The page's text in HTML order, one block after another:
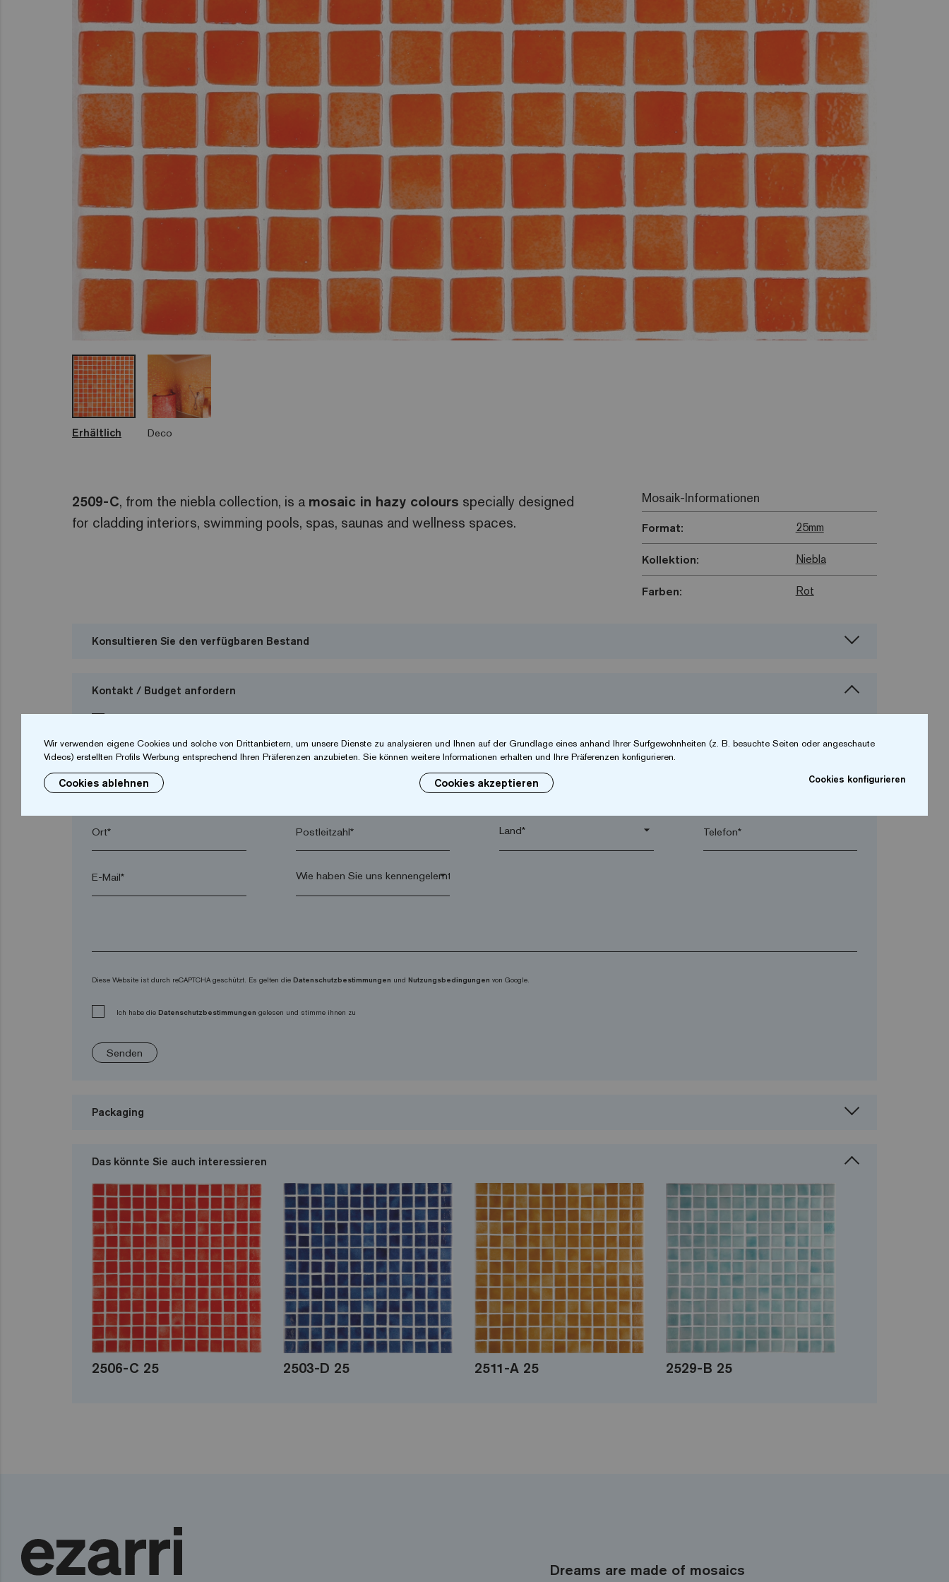
Erhältlich Deco
2509-C, from the niebla collection, is a mosaic in hazy colours specially designed
for cladding interiors, swimming pools, spas, saunas and wellness spaces.
Mosaik-Informationen
Format: 25mm
Kollektion: Niebla
Farben: Rot
Konsultieren Sie den verfügbaren Bestand
Kontakt / Budget anfordern
Vorname* Firma* arrow_drop_down
Ort* Postleitzahl* arrow_drop_down Telefon*
E-Mail* arrow_drop_down
Diese Website ist durch reCAPTCHA geschützt. Es gelten die Datenschutzbestimmungen und Nutzungsbedingungen von Google.
Ich habe die Datenschutzbestimmungen gelesen und stimme ihnen zu
Senden
Packaging
Das könnte Sie auch interessieren
2506-C 25 2503-D 25 2511-A 25 2529-B 25
Dreams are made of mosaics
Wir verwenden eigene Cookies und solche von Drittanbietern, um unsere Dienste zu analysieren und Ihnen auf der Grundlage eines anhand Ihrer Surfgewohnheiten (z. B. besuchte Seiten oder angeschaute
Videos) erstellten Profils Werbung entsprechend Ihren Präferenzen anzubieten. Sie können weitere Informationen erhalten und Ihre Präferenzen konfigurieren.
Cookies ablehnen Cookies akzeptieren Cookies konfigurieren